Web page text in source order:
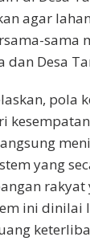
agar
sama
dan Desa
pola
yang
rakyat
ini dinilai